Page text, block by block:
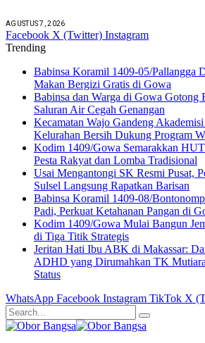
AGUSTUS 7, 2026
Facebook X (Twitter) Instagram
Trending
Babinsa Koramil 1409-05/Pallangga
Makan Bergizi Gratis di Gowa
Babinsa dan Warga di Gowa Gotong
Saluran Air Cegah Genangan
Kecamatan Wajo Gandeng
Kelurahan Bersih Dukung Program
Kodim 1409/Gowa Semarakkan
Pesta Rakyat dan Lomba Tradisional
Usai Mengantongi SK Resmi Pusat,
Sulsel Langsung Rapatkan Barisan
Babinsa Koramil 1409-08/
Padi, Perkuat Ketahanan Pangan di
Kodim 1409/Gowa Mulai Bangun
di Tiga Titik Strategis
Jeritan Hati Ibu ABK di Makassar:
ADHD yang Dirumahkan TK
Status
WhatsApp Facebook Instagram TikTok X